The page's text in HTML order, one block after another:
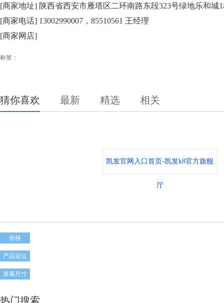
[商家地址] 陕西省西安市雁塔区二环南路东段323号绿地乐和城1
[商家电话] 13002990007，85510561 王经理
[商家网店]
标签：
猜你喜欢 最新 精选 相关
凯发官网入口首页-凯发k8官方旗舰
厅
价格
产品定位
屏幕尺寸
热门搜索